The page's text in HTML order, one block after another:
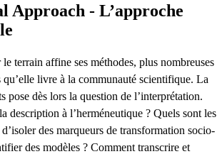
Approach - L’approche
terrain affine ses méthodes, plus nombreuses
qu’elle livre à la communauté scientifique. La
pose dès lors la question de l’interprétation.
description à l’herméneutique ? Quels sont les
des marqueurs de transformation socio-
des modèles ? Comment transcrire et